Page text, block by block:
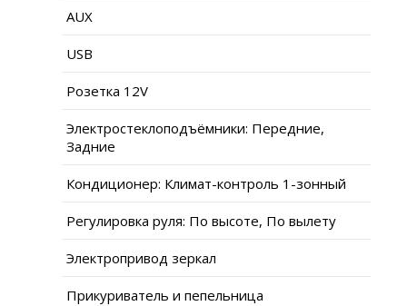
AUX
USB
Розетка 12V
Электростеклоподъёмники: Передние,
Задние
Кондиционер: Климат-контроль 1-зонный
Регулировка руля: По высоте, По вылету
Электропривод зеркал
Прикуриватель и пепельница